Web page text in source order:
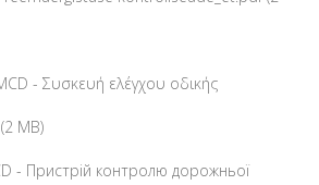
- Συσκευή ελέγχου οδικής
MB)
- Пристрій контролю дорожньої